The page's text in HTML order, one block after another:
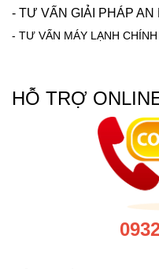
- TƯ VẤN GIẢI PHÁP AN
- TƯ VẤN MÁY LẠNH
HỖ TRỢ